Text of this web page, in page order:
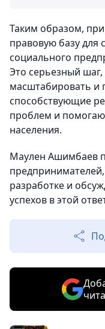
Таким образом,
правовую базу для
социального
Это серьезный
масштабировать и
способствующие
проблем и
населения.
Маулен Ашимбаев
разработке и
успехов в этой